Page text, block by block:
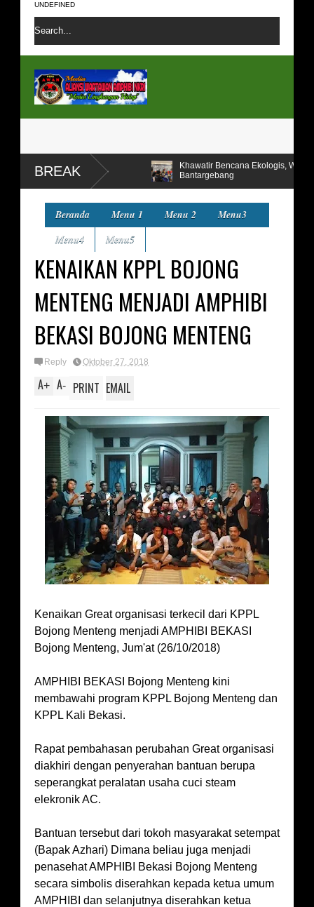
UNDEFINED
BREAK
Khawatir Bencana Ekologis, Warga Tolak
Bantargebang
Camat Rawa Lumbu Ajak AMPHIBI Untuk
Sepanjang 2 KM
Beranda Menu 1 Menu 2
Menu3
Menu4
Menu5
KENAIKAN KPPL BOJONG
MENTENG MENJADI AMPHIBI
BEKASI BOJONG MENTENG
Reply Oktober 27, 2018
A+ A- PRINT EMAIL
Kenaikan Great organisasi terkecil dari KPPL
Bojong Menteng menjadi AMPHIBI BEKASI
Bojong Menteng, Jum'at (26/10/2018)
AMPHIBI BEKASI Bojong Menteng kini
membawahi program KPPL Bojong Menteng dan
KPPL Kali Bekasi.
Rapat pembahasan perubahan Great organisasi
diakhiri dengan penyerahan bantuan berupa
seperangkat peralatan usaha cuci steam
elekronik AC.
Bantuan tersebut dari tokoh masyarakat setempat
(Bapak Azhari) Dimana beliau juga menjadi
penasehat AMPHIBI Bekasi Bojong Menteng
secara simbolis diserahkan kepada ketua umum
AMPHIBI dan selanjutnya diserahkan ketua